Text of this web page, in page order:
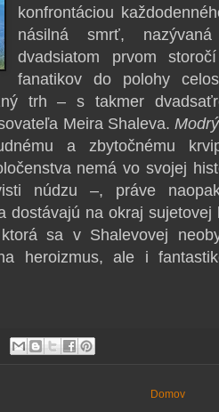
konfrontáciou
násilná smrť,
dvadsiatom prvom
fanatikov do polohy
trh – s takmer
Meira Shaleva.
a zbytočnému
nemá vo svojej
núdzu –, práve
dostávajú na okraj
sa v Shalevovej
heroizmus, ale i
Domov